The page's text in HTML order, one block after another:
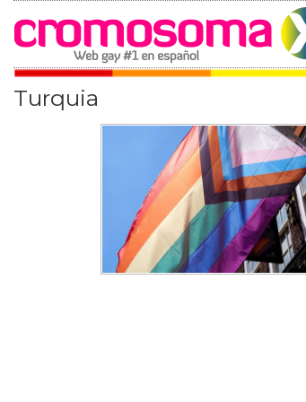
Turquia